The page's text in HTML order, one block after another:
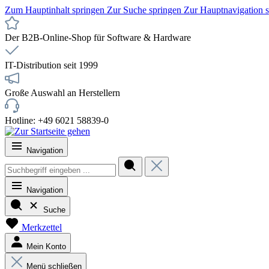
Zum Hauptinhalt springen Zur Suche springen Zur Hauptnavigation
Der B2B-Online-Shop für Software & Hardware
IT-Distribution seit 1999
Große Auswahl an Herstellern
Hotline: +49 6021 58839-0
Navigation
Navigation
Suche
Merkzettel
Mein Konto
Menü schließen